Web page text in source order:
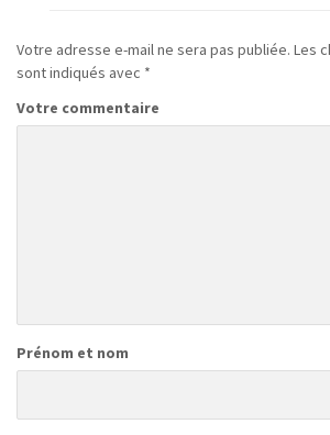
Votre adresse e-mail ne sera pas publiée. Les
sont indiqués avec *
Votre commentaire
Prénom et nom